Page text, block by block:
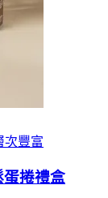
次豐富
捲禮盒